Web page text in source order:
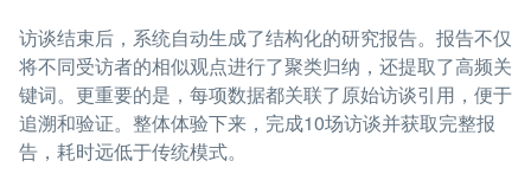
访谈结束后，系统自动生成了结构化的研究报告。报告不仅
将不同受访者的相似观点进行了聚类归纳，还提取了高频关
键词。更重要的是，每项数据都关联了原始访谈引用，便于
追溯和验证。整体体验下来，完成10场访谈并获取完整报
告，耗时远低于传统模式。